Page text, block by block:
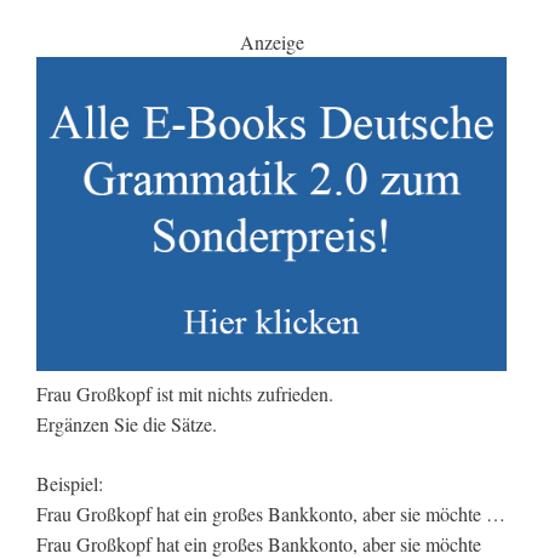
Anzeige
Frau Großkopf ist mit nichts zufrieden.
Ergänzen Sie die Sätze.
Beispiel:
Frau Großkopf hat ein großes Bankkonto, aber sie möchte …
Frau Großkopf hat ein großes Bankkonto, aber sie möchte